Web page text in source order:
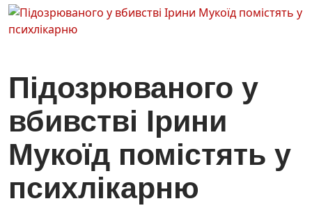
Підозрюваного у
вбивстві Ірини
Мукоїд помістять у
психлікарню